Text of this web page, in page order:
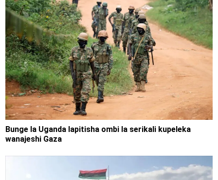
Bunge la Uganda lapitisha ombi la serikali kupeleka
wanajeshi Gaza